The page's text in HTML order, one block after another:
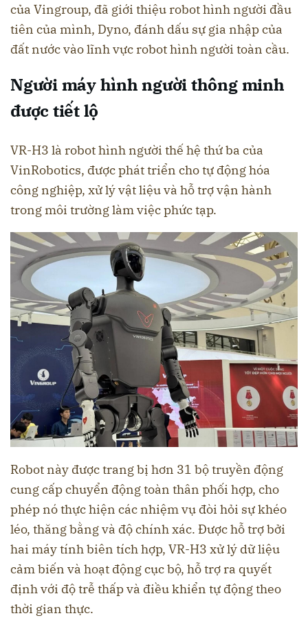
của Vingroup, đã giới thiệu robot hình người đầu
tiên của mình, Dyno, đánh dấu sự gia nhập của
đất nước vào lĩnh vực robot hình người toàn cầu.
Người máy hình người thông minh
được tiết lộ
VR-H3 là robot hình người thế hệ thứ ba của
VinRobotics, được phát triển cho tự động hóa
công nghiệp, xử lý vật liệu và hỗ trợ vận hành
trong môi trường làm việc phức tạp.
Robot này được trang bị hơn 31 bộ truyền động
cung cấp chuyển động toàn thân phối hợp, cho
phép nó thực hiện các nhiệm vụ đòi hỏi sự khéo
léo, thăng bằng và độ chính xác. Được hỗ trợ bởi
hai máy tính biên tích hợp, VR-H3 xử lý dữ liệu
cảm biến và hoạt động cục bộ, hỗ trợ ra quyết
định với độ trễ thấp và điều khiển tự động theo
thời gian thực.